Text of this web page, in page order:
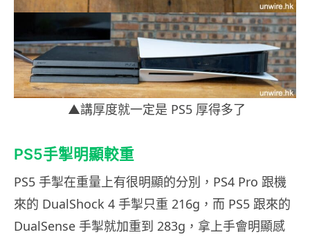
▲講厚度就一定是 PS5 厚得多了
PS5手掣明顯較重
PS5 手掣在重量上有很明顯的分別，PS4 Pro 跟機
來的 DualShock 4 手掣只重 216g，而 PS5 跟來的
DualSense 手掣就加重到 283g，拿上手會明顯感